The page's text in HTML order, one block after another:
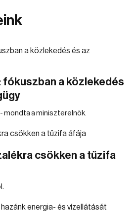
a közlekedés
mondta a miniszterelnök.
csökken a tűzifa